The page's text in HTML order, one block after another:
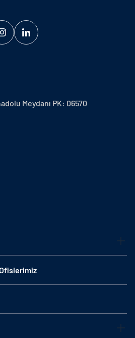
Meydanı PK: 06570